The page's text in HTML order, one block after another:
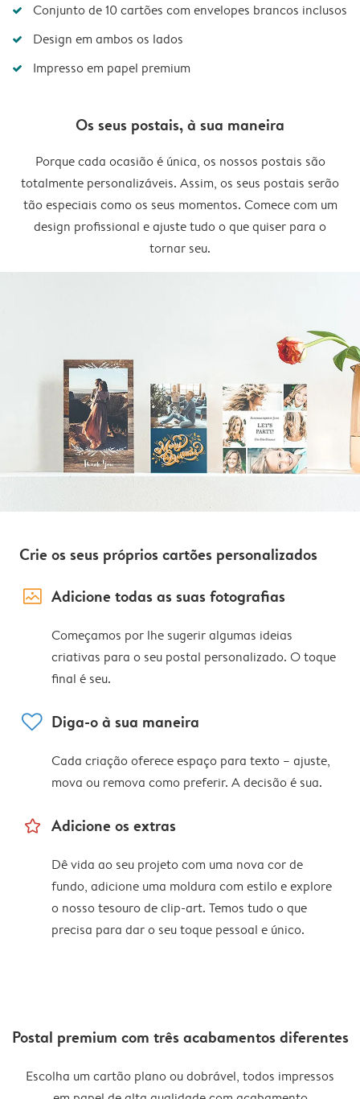
Conjunto de 10 cartões com envelopes brancos inclusos
Design em ambos os lados
Impresso em papel premium
Os seus postais, à sua maneira
Porque cada ocasião é única, os nossos postais são
totalmente personalizáveis. Assim, os seus postais serão
tão especiais como os seus momentos. Comece com um
design profissional e ajuste tudo o que quiser para o
tornar seu.
Crie os seus próprios cartões personalizados
image_placeholder Adicione todas as suas fotografias
Começamos por lhe sugerir algumas ideias
criativas para o seu postal personalizado. O toque
final é seu.
heart Diga-o à sua maneira
Cada criação oferece espaço para texto – ajuste,
mova ou remova como preferir. A decisão é sua.
star_outline Adicione os extras
Dê vida ao seu projeto com uma nova cor de
fundo, adicione uma moldura com estilo e explore
o nosso tesouro de clip-art. Temos tudo o que
precisa para dar o seu toque pessoal e único.
Postal premium com três acabamentos diferentes
Escolha um cartão plano ou dobrável, todos impressos